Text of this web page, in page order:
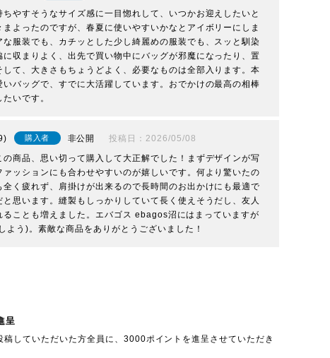
やすそうなサイズ感に一目惚れして、いつかお迎えしたいと
よったのですが、春夏に使いやすいかなとアイボリーにしま
服装でも、カチッとした少し綺麗めの服装でも、スッと馴染
収まりよく、出先で買い物中にバッグが邪魔になったり、置
て、大きさもちょうどよく、必要なものは全部入ります。本
バッグで、すでに大活躍しています。おでかけの最高の相棒
いです。
購入者 非公開 投稿日
2026/05/08
商品、思い切って購入して大正解でした！まずデザインが写
ッションにも合わせやすいのが嬉しいです。何より驚いたの
く疲れず、肩掛けが出来るので長時間のお出かけにも最適で
思います。縫製もしっかりしていて長く使えそうだし、友人
ることも増えました。エバゴス ebagos沼にはまっていますが
よう)。素敵な商品をありがとうございました！
呈
していただいた方全員に、3000ポイントを進呈させていただき